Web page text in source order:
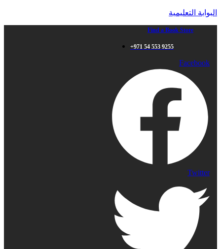
البوابة التعليمية
Find a Book Store
+971 54 553 9255
Facebook
Twitter